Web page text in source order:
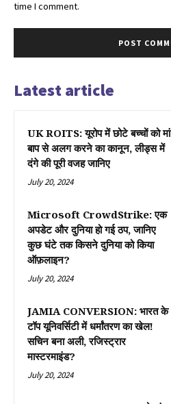
time I comment.
Latest article
UK ROITS: यूरोप में छोटे बच्चों को मां
बाप से अलग करने का कानून, लीड्स में
दंगे की पूरी वजह जानिए
July 20, 2024
Microsoft CrowdStrike: एक
अपडेट और दुनिया हो गई ठप, जानिए
कुछ घंटे तक किसने दुनिया को किया
ऑफ़लाइन?
July 20, 2024
JAMIA CONVERSION: भारत के
टॉप यूनिवर्सिटी में धर्मांतरण का खेल!
सचिन बना अली, रजिस्ट्रार
मास्टरमाइंड?
July 20, 2024